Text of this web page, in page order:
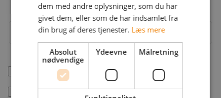
Arbejdsområder
Jeg er freelancer
Jeg accepterer jobstafet.dk'sbetingelser
dem med andre oplysninger, som du har
givet dem, eller som de har indsamlet fra
din brug af deres tjenester. Læs mere
Absolut
nødvendige
Ydeevne Målretning